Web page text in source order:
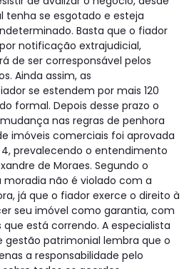
tenha se esgotado e esteja
Basta que o fiador
notificação extrajudicial,
de ser corresponsável pelos
Ainda assim, as
se estendem por mais 120
formal. Depois desse prazo o
nas regras de penhora
imóveis comerciais foi aprovada
4, prevalecendo o entendimento
de Moraes. Segundo o
não é violado com a
já que o fiador exerce o direito à
seu imóvel como garantia, com
está correndo. A especialista
gestão patrimonial lembra que o
a responsabilidade pelo